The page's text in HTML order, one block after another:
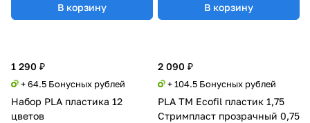
В корзину В корзину
1 290 ₽
+ 64.5 Бонусных рублей
Набор PLA пластика 12
цветов
2 090 ₽
+ 104.5 Бонусных рублей
PLA TM Ecofil пластик 1,75
Стримпласт прозрачный 0,75